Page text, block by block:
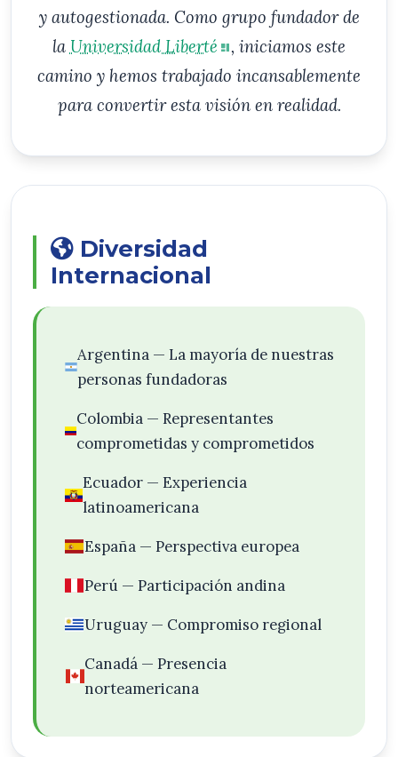
y autogestionada. Como grupo fundador de
la Universidad Liberté
, iniciamos este
camino y hemos trabajado incansablemente
para convertir esta visión en realidad.
Diversidad
Internacional
Argentina — La mayoría de nuestras
personas fundadoras
Colombia — Representantes
comprometidas y comprometidos
Ecuador — Experiencia
latinoamericana
España — Perspectiva europea
Perú — Participación andina
Uruguay — Compromiso regional
Canadá — Presencia
norteamericana